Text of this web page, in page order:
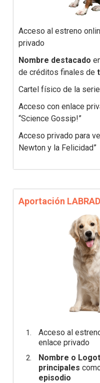
Acceso al estreno
privado
Nombre destacado
de créditos finales de
Cartel físico de la
Acceso con enlace
“Science Gossip!”
Acceso privado para
Newton y la Felicidad”
Aportación
Acceso al
enlace privado
Nombre o
principales
episodio